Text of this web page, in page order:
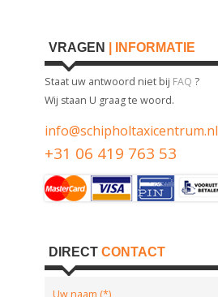
VRAGEN | INFORMATIE
Staat uw antwoord niet bij FAQ ?
Wij staan U graag te woord.
info@schipholtaxicentrum.nl
+31 06 419 763 53
DIRECT CONTACT
Uw naam (*)